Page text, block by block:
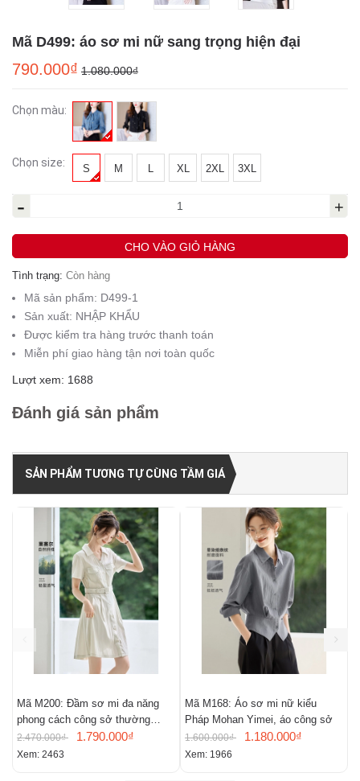
Mã D499: áo sơ mi nữ sang trọng hiện đại
790.000₫ 1.080.000₫
Chọn màu:
Chọn size: S M L XL 2XL 3XL
- +
CHO VÀO GIỎ HÀNG
Tình trạng: Còn hàng
Mã sản phẩm: D499-1
Sản xuất: NHẬP KHẨU
Được kiểm tra hàng trước thanh toán
Miễn phí giao hàng tận nơi toàn quốc
Lượt xem: 1688
Đánh giá sản phẩm
SẢN PHẨM TƯƠNG TỰ CÙNG TẦM GIÁ
Mã M200: Đầm sơ mi đa năng
phong cách công sở thường
ngày
2.470.000₫ 1.790.000₫
Xem: 2463
Mã M168: Áo sơ mi nữ kiểu
Pháp Mohan Yimei, áo công sở
1.600.000₫ 1.180.000₫
Xem: 1966